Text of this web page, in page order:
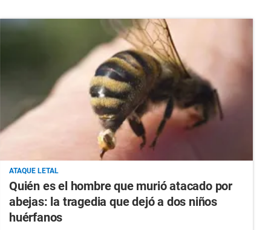
ATAQUE LETAL
Quién es el hombre que murió atacado por
abejas: la tragedia que dejó a dos niños
huérfanos